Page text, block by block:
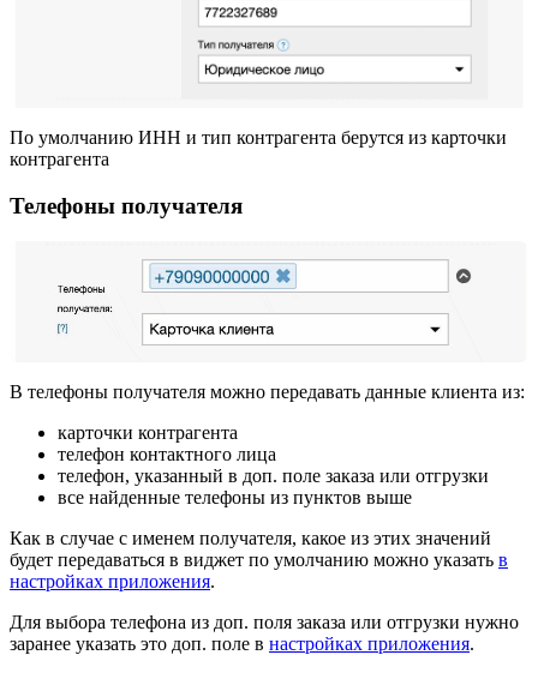
По умолчанию ИНН и тип контрагента берутся из карточки
контрагента
Телефоны получателя
В телефоны получателя можно передавать данные клиента из:
карточки контрагента
телефон контактного лица
телефон, указанный в доп. поле заказа или отгрузки
все найденные телефоны из пунктов выше
Как в случае с именем получателя, какое из этих значений
будет передаваться в виджет по умолчанию можно указать в
настройках приложения.
Для выбора телефона из доп. поля заказа или отгрузки нужно
заранее указать это доп. поле в настройках приложения.